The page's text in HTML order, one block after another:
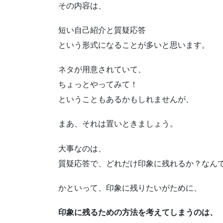
その内容は、
短い自己紹介と質疑応答
という形式になることが多いと思います。
ネタが用意されていて、
ちょっとやってみて！
ということもあるかもしれませんが、
まあ、それは置いときましょう。
大事なのは、
質疑応答で、どれだけ印象に残れるか？なん
かといって、印象に残りたいがために、
印象に残るための方法を考えてしまうのは、